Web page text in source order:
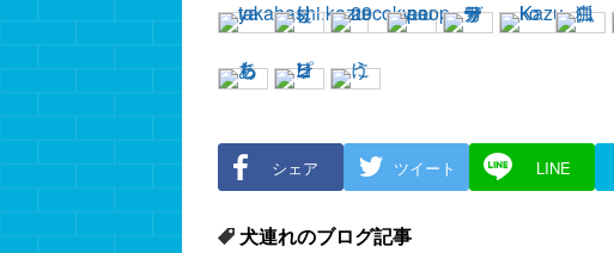
シェア ツイート LINE
犬連れのブログ記事